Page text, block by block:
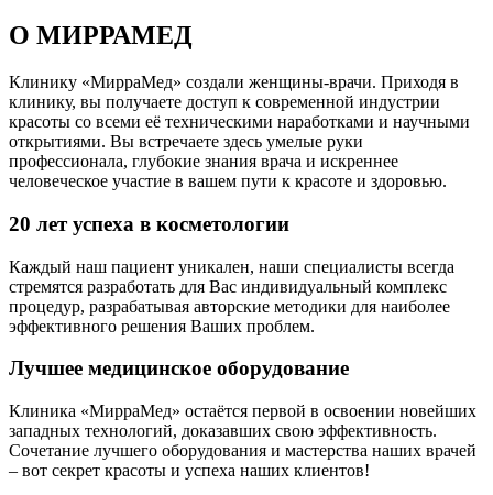
О МИРРАМЕД
Клинику «МирраМед» создали женщины-врачи. Приходя в
клинику, вы получаете доступ к современной индустрии
красоты со всеми её техническими наработками и научными
открытиями. Вы встречаете здесь умелые руки
профессионала, глубокие знания врача и искреннее
человеческое участие в вашем пути к красоте и здоровью.
20 лет успеха в косметологии
Каждый наш пациент уникален, наши специалисты всегда
стремятся разработать для Вас индивидуальный комплекс
процедур, разрабатывая авторские методики для наиболее
эффективного решения Ваших проблем.
Лучшее медицинское оборудование
Клиника «МирраМед» остаётся первой в освоении новейших
западных технологий, доказавших свою эффективность.
Сочетание лучшего оборудования и мастерства наших врачей
– вот секрет красоты и успеха наших клиентов!